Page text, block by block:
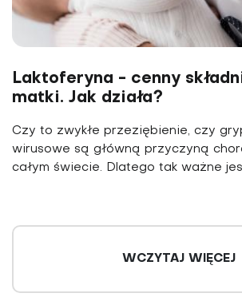
Laktoferyna - cenny
matki. Jak działa?
Czy to zwykłe przeziębienie, czy
wirusowe są główną przyczyną
całym świecie. Dlatego tak ważne
WCZYTAJ WIĘCEJ